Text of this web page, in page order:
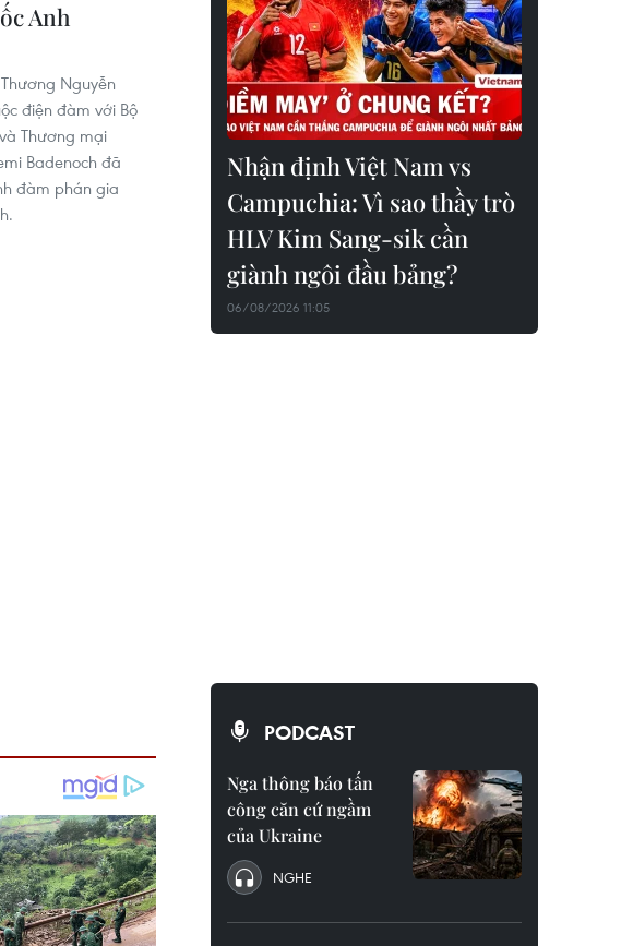
Anh
Nguyễn
điện đàm với Bộ
Thương mại
Badenoch đã
đàm phán gia
Nhận định Việt Nam vs
Campuchia: Vì sao thầy trò
HLV Kim Sang-sik cần
giành ngôi đầu bảng?
06/08/2026 11:05
PODCAST
Nga thông báo tấn
công căn cứ ngầm
của Ukraine
NGHE